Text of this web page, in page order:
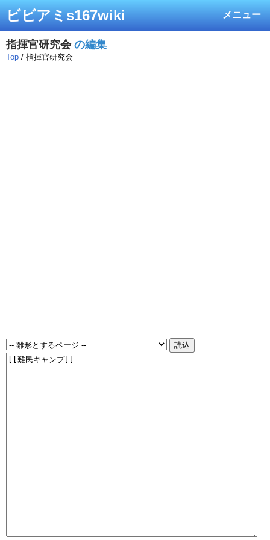
メニュー
ビビアミs167wiki
指揮官研究会の編集
Top / 指揮官研究会